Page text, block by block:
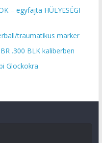
– egyfajta HÜLYESÉGI
traumatikus marker
.300 BLK kaliberben
Glockokra